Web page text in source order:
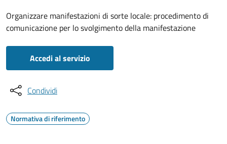
Organizzare manifestazioni di sorte locale: procedimento di
comunicazione per lo svolgimento della manifestazione
Accedi al servizio
Condividi
Normativa di riferimento